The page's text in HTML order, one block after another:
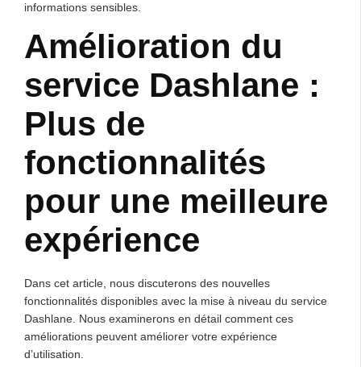
informations sensibles.
Amélioration du
service Dashlane :
Plus de
fonctionnalités
pour une meilleure
expérience
Dans cet article, nous discuterons des nouvelles
fonctionnalités disponibles avec la mise à niveau du service
Dashlane. Nous examinerons en détail comment ces
améliorations peuvent améliorer votre expérience
d’utilisation.